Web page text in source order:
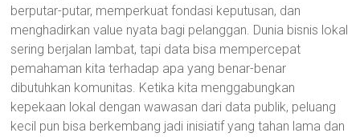
berputar-putar, memperkuat fondasi keputusan, dan
menghadirkan value nyata bagi pelanggan. Dunia bisnis lokal
sering berjalan lambat, tapi data bisa mempercepat
pemahaman kita terhadap apa yang benar-benar
dibutuhkan komunitas. Ketika kita menggabungkan
kepekaan lokal dengan wawasan dari data publik, peluang
kecil pun bisa berkembang jadi inisiatif yang tahan lama dan